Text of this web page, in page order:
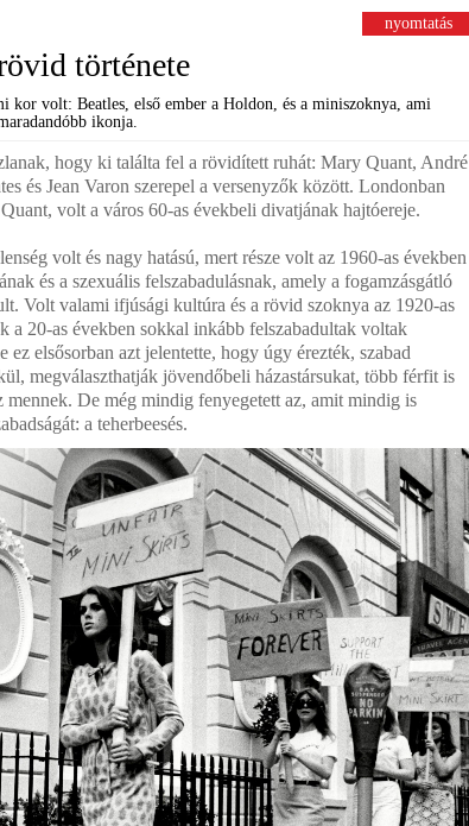
nyomtatás
története
kor volt: Beatles, első ember a Holdon, és a miniszoknya, ami
ikonja.
hogy ki találta fel a rövidített ruhát: Mary Quant, André
és Jean Varon szerepel a versenyzők között. Londonban
volt a város 60-as évekbeli divatjának hajtóereje.
volt és nagy hatású, mert része volt az 1960-as években
és a szexuális felszabadulásnak, amely a fogamzásgátló
Volt valami ifjúsági kultúra és a rövid szoknya az 1920-as
a 20-as években sokkal inkább felszabadultak voltak
elsősorban azt jelentette, hogy úgy érezték, szabad
megválaszthatják jövendőbeli házastársukat, több férfit is
De még mindig fenyegetett az, amit mindig is
a teherbeesés.